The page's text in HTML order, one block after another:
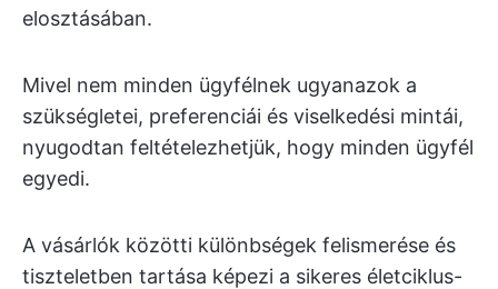
elosztásában.
Mivel nem minden ügyfélnek ugyanazok a
szükségletei, preferenciái és viselkedési mintái,
nyugodtan feltételezhetjük, hogy minden ügyfél
egyedi.
A vásárlók közötti különbségek felismerése és
tiszteletben tartása képezi a sikeres életciklus-